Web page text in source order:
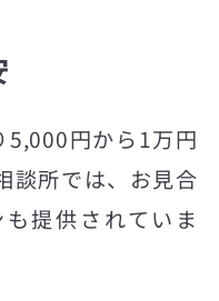
5,000円から1万円
談所では、お見合
提供されていま